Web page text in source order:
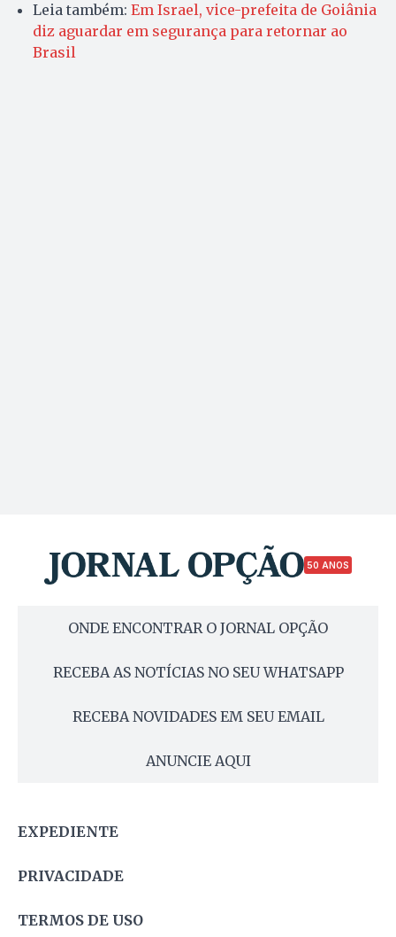
Leia também: Em Israel, vice-prefeita de Goiânia
diz aguardar em segurança para retornar ao
Brasil
50 ANOS
ONDE ENCONTRAR O JORNAL OPÇÃO
RECEBA AS NOTÍCIAS NO SEU WHATSAPP
RECEBA NOVIDADES EM SEU EMAIL
ANUNCIE AQUI
EXPEDIENTE
PRIVACIDADE
TERMOS DE USO